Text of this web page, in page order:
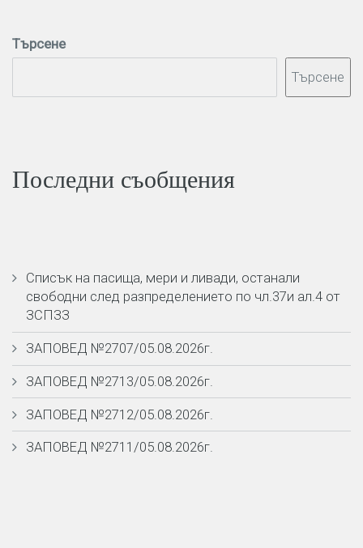
Търсене
Търсене
Последни съобщения
Списък на пасища, мери и ливади, останали
свободни след разпределението по чл.37и ал.4 от
ЗСПЗЗ
ЗАПОВЕД №2707/05.08.2026г.
ЗАПОВЕД №2713/05.08.2026г.
ЗАПОВЕД №2712/05.08.2026г.
ЗАПОВЕД №2711/05.08.2026г.